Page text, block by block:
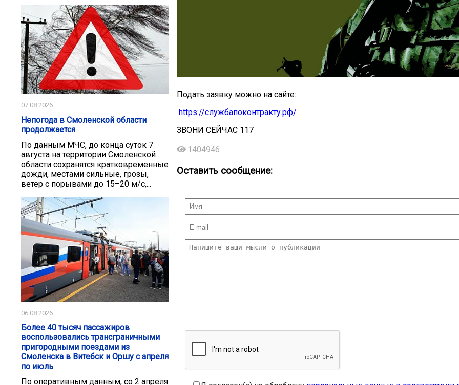
07.08.2026
Непогода в Смоленской области
продолжается
По данным МЧС, до конца суток 7
августа на территории Смоленской
области сохранятся кратковременные
дожди, местами сильные, грозы,
ветер с порывами до 15–20 м/с,...
06.08.2026
Более 40 тысяч пассажиров
воспользовались трансграничными
пригородными поездами из
Смоленска в Витебск и Оршу с апреля
по июль
По оперативным данным, со 2 апреля
Подать заявку можно на сайте:
https://службапоконтракту.рф/
ЗВОНИ СЕЙЧАС 117
1404946
Оставить сообщение: